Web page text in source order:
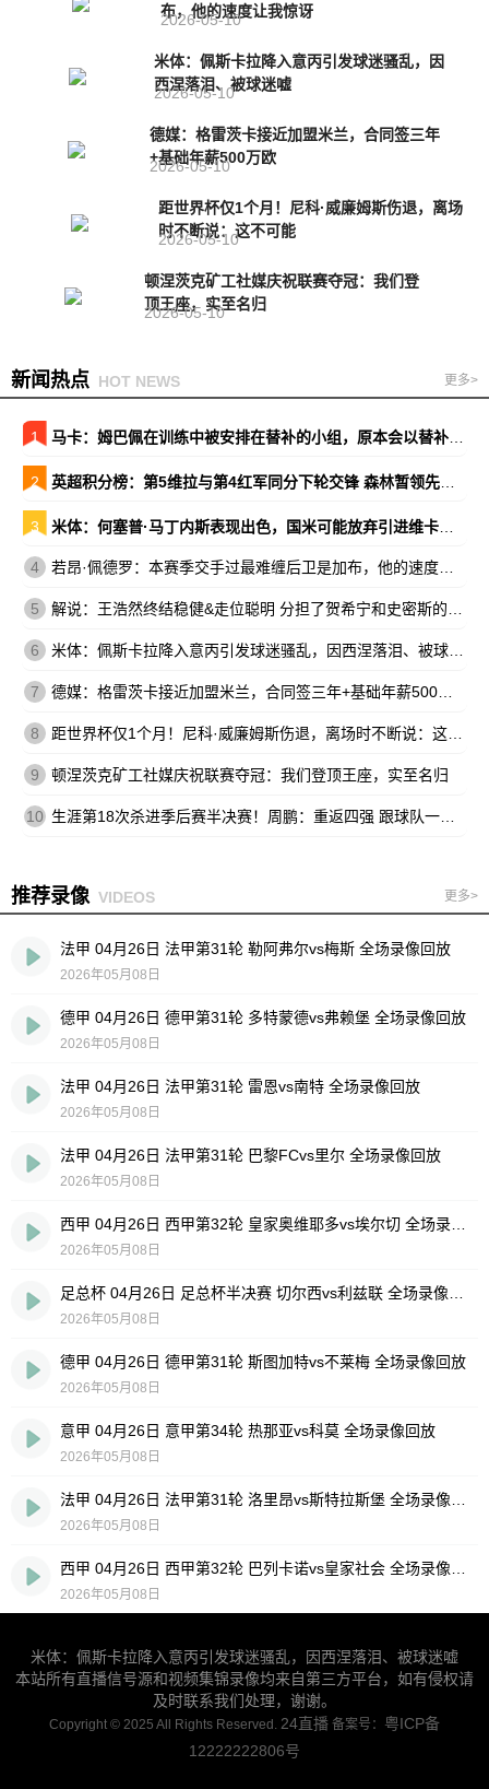
布，他的速度让我惊讶
2026-05-10
米体：佩斯卡拉降入意丙引发球迷骚乱，因
西涅落泪、被球迷嘘
2026-05-10
德媒：格雷茨卡接近加盟米兰，合同签三年
+基础年薪500万欧
2026-05-10
距世界杯仅1个月！尼科·威廉姆斯伤退，离场
时不断说：这不可能
2026-05-10
顿涅茨克矿工社媒庆祝联赛夺冠：我们登
顶王座，实至名归
2026-05-10
新闻热点 HOT NEWS 更多>
1 马卡：姆巴佩在训练中被安排在替补的小组，原本会以替补出战巴萨
2 英超积分榜：第5维拉与第4红军同分下轮交锋 森林暂领先降级区7分
3 米体：何塞普·马丁内斯表现出色，国米可能放弃引进维卡里奥
4 若昂·佩德罗：本赛季交手过最难缠后卫是加布，他的速度让我惊讶
5 解说：王浩然终结稳健&走位聪明 分担了贺希宁和史密斯的进攻压力
6 米体：佩斯卡拉降入意丙引发球迷骚乱，因西涅落泪、被球迷嘘
7 德媒：格雷茨卡接近加盟米兰，合同签三年+基础年薪500万欧
8 距世界杯仅1个月！尼科·威廉姆斯伤退，离场时不断说：这不可能
9 顿涅茨克矿工社媒庆祝联赛夺冠：我们登顶王座，实至名归
10 生涯第18次杀进季后赛半决赛！周鹏：重返四强 跟球队一起拼到底
推荐录像 VIDEOS 更多>
法甲 04月26日 法甲第31轮 勒阿弗尔vs梅斯 全场录像回放
2026年05月08日
德甲 04月26日 德甲第31轮 多特蒙德vs弗赖堡 全场录像回放
2026年05月08日
法甲 04月26日 法甲第31轮 雷恩vs南特 全场录像回放
2026年05月08日
法甲 04月26日 法甲第31轮 巴黎FCvs里尔 全场录像回放
2026年05月08日
2026年05月08日
2026年05月08日
德甲 04月26日 德甲第31轮 斯图加特vs不莱梅 全场录像回放
2026年05月08日
意甲 04月26日 意甲第34轮 热那亚vs科莫 全场录像回放
2026年05月08日
2026年05月08日
2026年05月08日
米体：佩斯卡拉降入意丙引发球迷骚乱，因西涅落泪、被球迷嘘
本站所有直播信号源和视频集锦录像均来自第三方平台，如有侵权请
及时联系我们处理，谢谢。
Copyright © 2025 All Rights Reserved. 24直播备案号： 粤ICP备
12222222806号